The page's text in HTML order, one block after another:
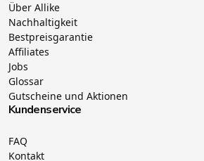
Über Allike
Nachhaltigkeit
Bestpreisgarantie
Affiliates
Jobs
Glossar
Gutscheine und Aktionen
Kundenservice
FAQ
Kontakt